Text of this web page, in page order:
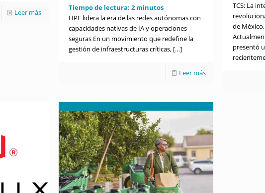
Leer más
Tiempo de lectura:2 minutos
HPE lidera la era de las redes autónomas con
capacidades nativas de IA y operaciones
seguras En un movimiento que redefine la
gestión de infraestructuras críticas, […]
Leer más
TCS: La
de
presentó